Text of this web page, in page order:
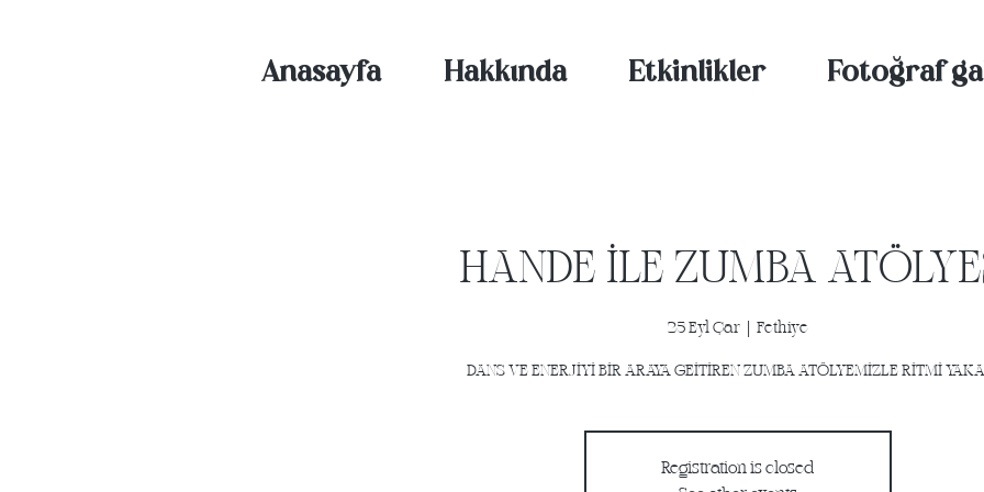
Anasayfa Hakkında Etkinlikler Fotoğraf
HANDE İLE ZUMBA
25 Eyl Çar Fethiye
DANS VE ENERJİYİ BİR ARAYA GEİTİREN ZUMBA ATÖLYEMİZLE RİTMİ
Registration is closed